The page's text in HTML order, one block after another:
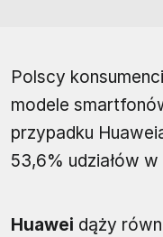
Polscy
modele
przypadku
53,6% udziałów w
Huawei dąży